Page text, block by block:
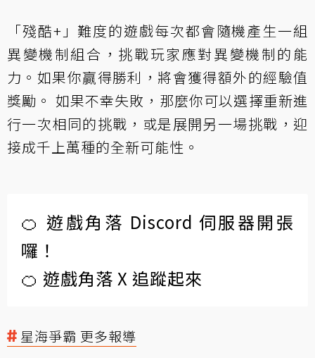
「殘酷+」難度的遊戲每次都會隨機產生一組
異變機制組合，挑戰玩家應對異變機制的能
力。如果你贏得勝利，將會獲得額外的經驗值
獎勵。 如果不幸失敗，那麼你可以選擇重新進
行一次相同的挑戰，或是展開另一場挑戰，迎
接成千上萬種的全新可能性。
🍊 遊戲角落 Discord 伺服器開張
囉！
🍊 遊戲角落 X 追蹤起來
星海爭霸 更多報導